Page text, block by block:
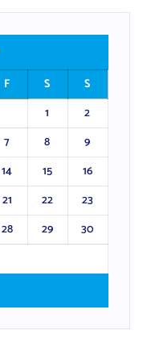
F S
S
1
2
7 8
9
14 15
16
21 22
23
28 29
30